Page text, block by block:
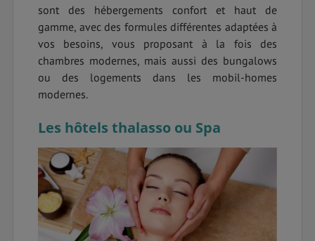
sont des hébergements confort et haut de
gamme, avec des formules différentes adaptées à
vos besoins, vous proposant à la fois des
chambres modernes, mais aussi des bungalows
ou des logements dans les mobil-homes
modernes.
Les hôtels thalasso ou Spa